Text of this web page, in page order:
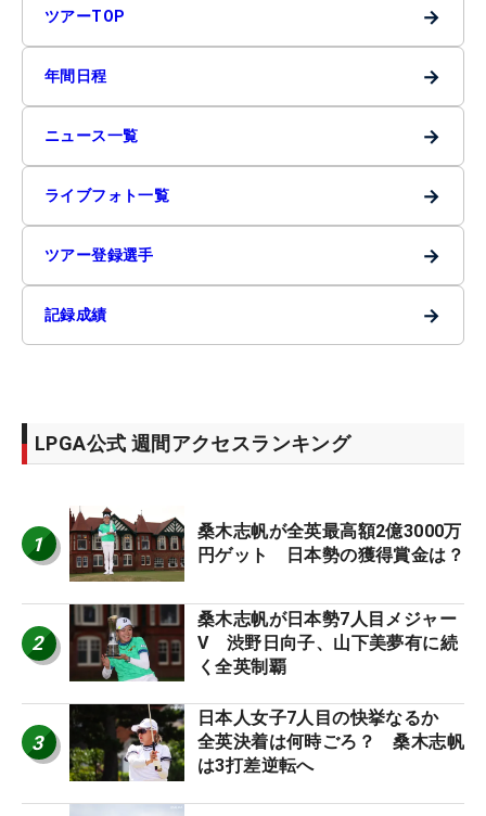
ツアーTOP →
年間日程 →
ニュース一覧 →
ライブフォト一覧 →
ツアー登録選手 →
記録成績 →
LPGA公式 週間アクセスランキング
1
桑木志帆が全英最高額2億3000万
円ゲット 日本勢の獲得賞金は？
2
桑木志帆が日本勢7人目メジャー
V 渋野日向子、山下美夢有に続
く全英制覇
3
日本人女子7人目の快挙なるか
全英決着は何時ごろ？ 桑木志帆
は3打差逆転へ